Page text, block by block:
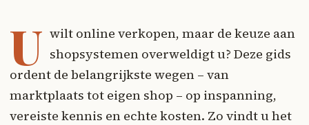
U wilt online verkopen, maar de keuze aan
shopsystemen overweldigt u? Deze gids
ordent de belangrijkste wegen – van
marktplaats tot eigen shop – op inspanning,
vereiste kennis en echte kosten. Zo vindt u het